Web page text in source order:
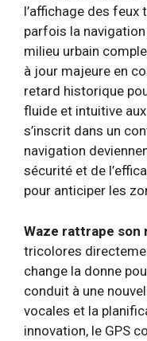
l’affichage des
parfois la
milieu urbain
à jour majeure en
retard historique
fluide et intuitive
s’inscrit dans un
navigation
sécurité et de
pour anticiper les
Waze rattrape son
tricolores
change la donne
conduit à une
vocales et la
innovation, le GPS